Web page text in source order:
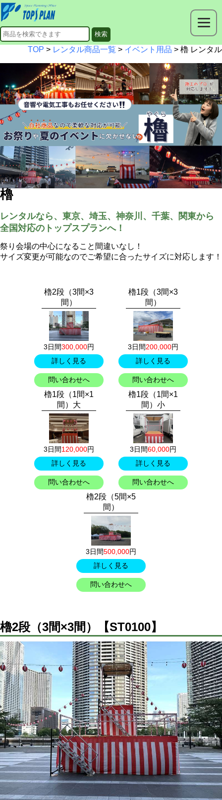
櫓
レンタルなら、東京、埼玉、神奈川、千葉、関東から
全国対応のトップスプランへ！
TOP > レンタル商品一覧 > イベント用品 > 櫓 レンタル
祭り会場の中心になること間違いなし！
サイズ変更が可能なのでご希望に合ったサイズに対応します！
櫓2段（3間×3
間）
3日間300,000円
詳しく見る
問い合わせへ
櫓1段（3間×3
間）
3日間200,000円
詳しく見る
問い合わせへ
櫓1段（1間×1
間）大
3日間120,000円
詳しく見る
問い合わせへ
櫓1段（1間×1
間）小
3日間60,000円
詳しく見る
問い合わせへ
櫓2段（5間×5
間）
3日間500,000円
詳しく見る
問い合わせへ
櫓2段（3間×3間）【ST0100】